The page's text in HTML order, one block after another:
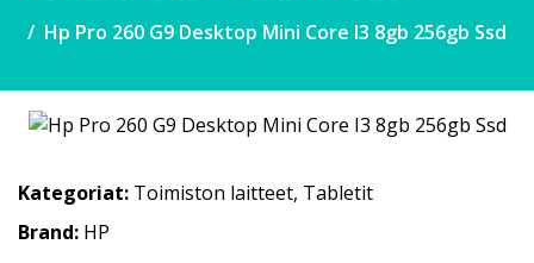
Hp Pro 260 G9 Desktop Mini Core I3 8gb 256gb Ssd
Kategoriat: Toimiston laitteet, Tabletit
Brand: HP